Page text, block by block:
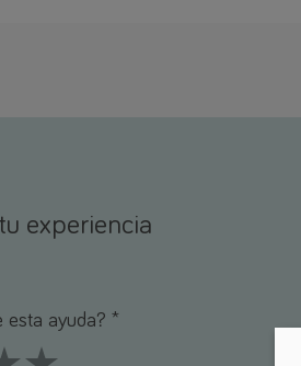
experiencia
esta ayuda? *